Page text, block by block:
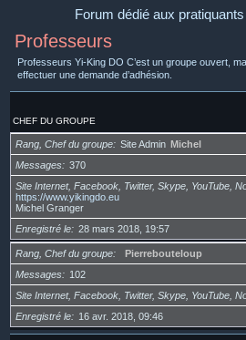
Forum dédié aux
Professeurs
Professeurs Yi-King DO C’est un groupe ouvert,
effectuer une demande d’adhésion.
CHEF DU GROUPE
Rang, Chef du groupe Site Admin Michel
Messages
370
Site Internet, Facebook, Twitter, Skype, YouTube,
https://www.yikingdo.eu
Michel Granger
Enregistré le
28 mars 2018, 19:57
Rang, Chef du groupe
Pierrebouteloup
Messages
102
Site Internet, Facebook, Twitter, Skype, YouTube,
Enregistré le
16 avr. 2018, 09:46